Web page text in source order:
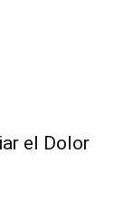
el Dolor